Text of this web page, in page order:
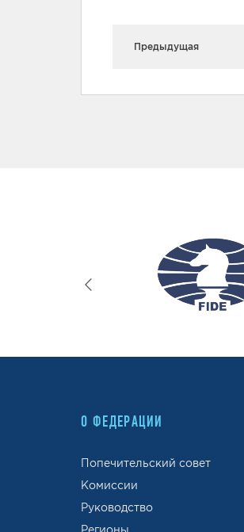
Предыдущая
О ФЕДЕРАЦИИ
Попечительский совет
Комиссии
Руководство
Регионы